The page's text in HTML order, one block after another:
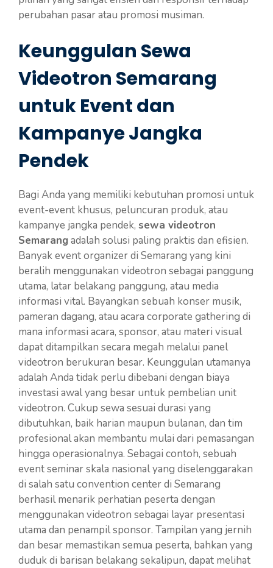
perubahan pasar atau promosi musiman.
Keunggulan Sewa
Videotron Semarang
untuk Event dan
Kampanye Jangka
Pendek
Bagi Anda yang memiliki kebutuhan promosi untuk
event-event khusus, peluncuran produk, atau
kampanye jangka pendek, sewa videotron
Semarang adalah solusi paling praktis dan efisien.
Banyak event organizer di Semarang yang kini
beralih menggunakan videotron sebagai panggung
utama, latar belakang panggung, atau media
informasi vital. Bayangkan sebuah konser musik,
pameran dagang, atau acara corporate gathering di
mana informasi acara, sponsor, atau materi visual
dapat ditampilkan secara megah melalui panel
videotron berukuran besar. Keunggulan utamanya
adalah Anda tidak perlu dibebani dengan biaya
investasi awal yang besar untuk pembelian unit
videotron. Cukup sewa sesuai durasi yang
dibutuhkan, baik harian maupun bulanan, dan tim
profesional akan membantu mulai dari pemasangan
hingga operasionalnya. Sebagai contoh, sebuah
event seminar skala nasional yang diselenggarakan
di salah satu convention center di Semarang
berhasil menarik perhatian peserta dengan
menggunakan videotron sebagai layar presentasi
utama dan penampil sponsor. Tampilan yang jernih
dan besar memastikan semua peserta, bahkan yang
duduk di barisan belakang sekalipun, dapat melihat